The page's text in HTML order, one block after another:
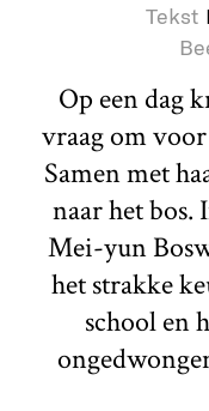
Tekst
Op een dag
vraag om
Samen met
naar het
Mei-yun
het strakke
school en